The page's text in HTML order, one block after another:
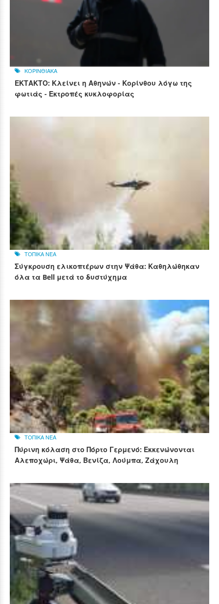
ΚΟΡΙΝΘΙΑΚΑ
ΕΚΤΑΚΤΟ: Κλείνει η Αθηνών - Κορίνθου λόγω της
φωτιάς - Εκτροπές κυκλοφορίας
ΤΟΠΙΚΑ ΝΕΑ
Σύγκρουση ελικοπτέρων στην Ψάθα: Καθηλώθηκαν
όλα τα Bell μετά το δυστύχημα
ΤΟΠΙΚΑ ΝΕΑ
Πύρινη κόλαση στο Πόρτο Γερμενό: Εκκενώνονται
Αλεποχώρι, Ψάθα, Βενίζα, Λούμπα, Ζάχουλη